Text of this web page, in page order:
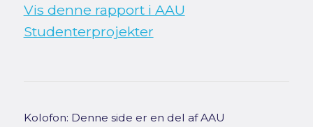
Vis denne rapport i AAU
Studenterprojekter
Kolofon: Denne side er en del af AAU